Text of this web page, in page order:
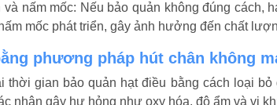
và nấm mốc: Nếu bảo quản không đúng cách,
mốc phát triển, gây ảnh hưởng đến chất
phương pháp hút chân không
thời gian bảo quản hạt điều bằng cách loại
nhân gây hư hỏng như oxy hóa, độ ẩm và vi